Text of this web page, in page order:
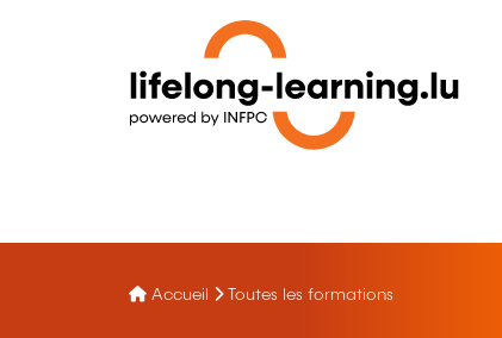
Accueil Toutes les formations